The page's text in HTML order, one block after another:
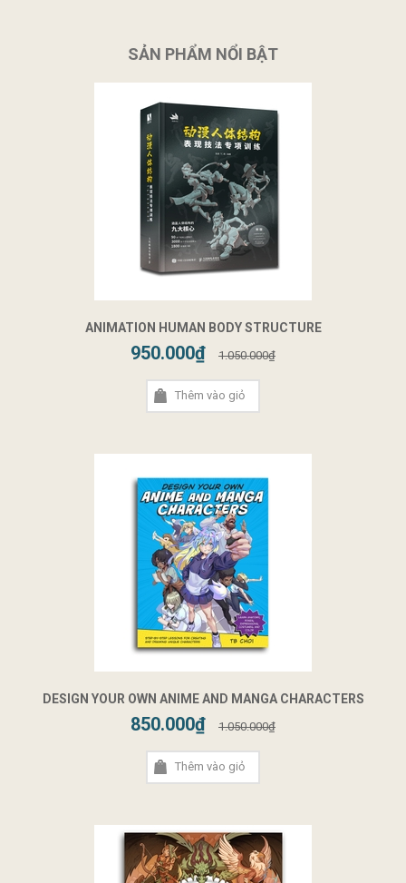
SẢN PHẨM NỔI BẬT
ANIMATION HUMAN BODY STRUCTURE
950.000₫ 1.050.000₫
Thêm vào giỏ
DESIGN YOUR OWN ANIME AND MANGA CHARACTERS
850.000₫ 1.050.000₫
Thêm vào giỏ